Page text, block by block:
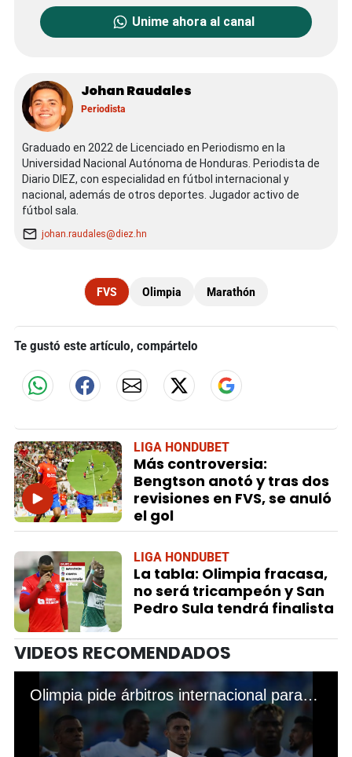
Unime ahora al canal
Johan Raudales
Periodista
Graduado en 2022 de Licenciado en Periodismo en la
Universidad Nacional Autónoma de Honduras. Periodista de
Diario DIEZ, con especialidad en fútbol internacional y
nacional, además de otros deportes. Jugador activo de
fútbol sala.
johan.raudales@diez.hn
FVS Olimpia Marathón
Te gustó este artículo, compártelo
LIGA HONDUBET
Más controversia:
Bengtson anotó y tras dos
revisiones en FVS, se anuló
el gol
LIGA HONDUBET
La tabla: Olimpia fracasa,
no será tricampeón y San
Pedro Sula tendrá finalista
VIDEOS RECOMENDADOS
Olimpia pide árbitros internacional para final de vuelta ante Motagua